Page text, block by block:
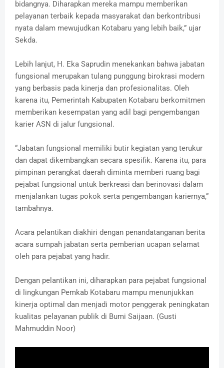
bidangnya. Diharapkan mereka mampu memberikan
pelayanan terbaik kepada masyarakat dan berkontribusi
nyata dalam mewujudkan Kotabaru yang lebih baik,” ujar
Sekda.
Lebih lanjut, H. Eka Saprudin menekankan bahwa jabatan
fungsional merupakan tulang punggung birokrasi modern
yang berbasis pada kinerja dan profesionalitas. Oleh
karena itu, Pemerintah Kabupaten Kotabaru berkomitmen
memberikan kesempatan yang adil bagi pengembangan
karier ASN di jalur fungsional.
“Jabatan fungsional memiliki butir kegiatan yang terukur
dan dapat dikembangkan secara spesifik. Karena itu, para
pimpinan perangkat daerah diminta memberi ruang bagi
pejabat fungsional untuk berkreasi dan berinovasi dalam
menjalankan tugas pokok serta pengembangan kariernya,”
tambahnya.
Acara pelantikan diakhiri dengan penandatanganan berita
acara sumpah jabatan serta pemberian ucapan selamat
oleh para pejabat yang hadir.
Dengan pelantikan ini, diharapkan para pejabat fungsional
di lingkungan Pemkab Kotabaru mampu menunjukkan
kinerja optimal dan menjadi motor penggerak peningkatan
kualitas pelayanan publik di Bumi Saijaan. (Gusti
Mahmuddin Noor)